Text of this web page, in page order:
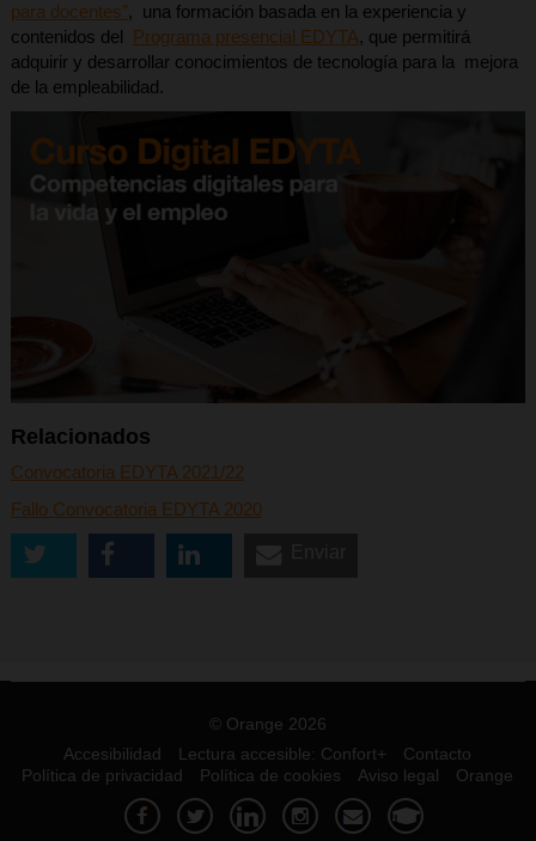
para docentes”, una formación basada en la experiencia y
contenidos del Programa presencial EDYTA, que permitirá
adquirir y desarrollar conocimientos de tecnología para la mejora
de la empleabilidad.
Relacionados
Convocatoria EDYTA 2021/22
Fallo Convocatoria EDYTA 2020
© Orange 2026
Accesibilidad
Lectura accesible: Confort+
Contacto
Política de privacidad
Política de cookies Aviso legal Orange